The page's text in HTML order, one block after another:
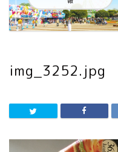
img_3252.jpg